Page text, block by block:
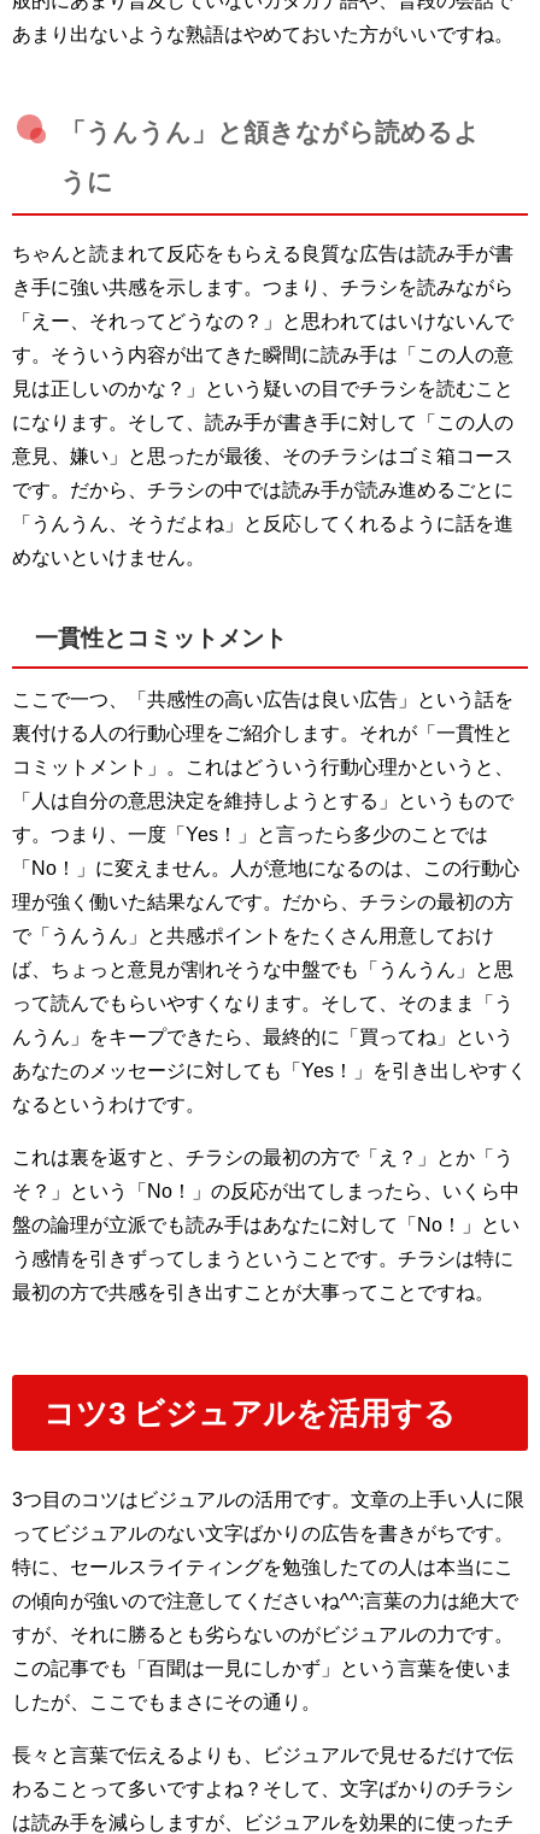
あまり出ないような熟語はやめておいた方がいいですね。
「うんうん」と頷きながら読めるよ
うに
ちゃんと読まれて反応をもらえる良質な広告は読み手が書
き手に強い共感を示します。つまり、チラシを読みながら
「えー、それってどうなの？」と思われてはいけないんで
す。そういう内容が出てきた瞬間に読み手は「この人の意
見は正しいのかな？」という疑いの目でチラシを読むこと
になります。そして、読み手が書き手に対して「この人の
意見、嫌い」と思ったが最後、そのチラシはゴミ箱コース
です。だから、チラシの中では読み手が読み進めるごとに
「うんうん、そうだよね」と反応してくれるように話を進
めないといけません。
一貫性とコミットメント
ここで一つ、「共感性の高い広告は良い広告」という話を
裏付ける人の行動心理をご紹介します。それが「一貫性と
コミットメント」。これはどういう行動心理かというと、
「人は自分の意思決定を維持しようとする」というもので
す。つまり、一度「Yes！」と言ったら多少のことでは
「No！」に変えません。人が意地になるのは、この行動心
理が強く働いた結果なんです。だから、チラシの最初の方
で「うんうん」と共感ポイントをたくさん用意しておけ
ば、ちょっと意見が割れそうな中盤でも「うんうん」と思
って読んでもらいやすくなります。そして、そのまま「う
んうん」をキープできたら、最終的に「買ってね」という
あなたのメッセージに対しても「Yes！」を引き出しやすく
なるというわけです。
これは裏を返すと、チラシの最初の方で「え？」とか「う
そ？」という「No！」の反応が出てしまったら、いくら中
盤の論理が立派でも読み手はあなたに対して「No！」とい
う感情を引きずってしまうということです。チラシは特に
最初の方で共感を引き出すことが大事ってことですね。
コツ3 ビジュアルを活用する
3つ目のコツはビジュアルの活用です。文章の上手い人に限
ってビジュアルのない文字ばかりの広告を書きがちです。
特に、セールスライティングを勉強したての人は本当にこ
の傾向が強いので注意してくださいね^^;言葉の力は絶大で
すが、それに勝るとも劣らないのがビジュアルの力です。
この記事でも「百聞は一見にしかず」という言葉を使いま
したが、ここでもまさにその通り。
長々と言葉で伝えるよりも、ビジュアルで見せるだけで伝
わることって多いですよね？そして、文字ばかりのチラシ
は読み手を減らしますが、ビジュアルを効果的に使ったチ